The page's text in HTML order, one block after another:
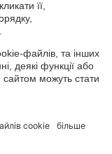
Завжди читайте
використанням,
піктограми
містяться у тарній
а також на
У випадку
не можна